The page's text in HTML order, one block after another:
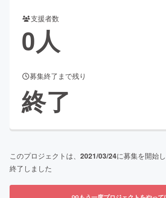
ィー・ヘルスケア
ィ
支援者数
0人
募集終了まで残り
終了
このプロジェクトは、 2021/03/24に募集を開始し
終了しました